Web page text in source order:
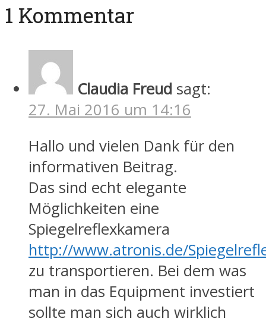
1 Kommentar
Claudia Freud sagt:
27. Mai 2016 um 14:16
Hallo und vielen Dank für den
informativen Beitrag.
Das sind echt elegante
Möglichkeiten eine
Spiegelreflexkamera
http://www.atronis.de/
zu transportieren. Bei dem was
man in das Equipment investiert
sollte man sich auch wirklich